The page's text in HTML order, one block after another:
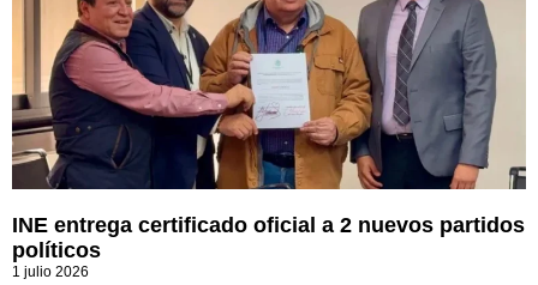
INE entrega certificado oficial a 2 nuevos partidos
políticos
1 julio 2026